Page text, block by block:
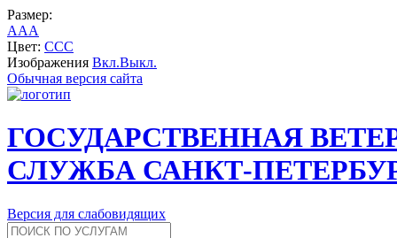
Размер:
AAA
Цвет: CCC
Изображения Вкл.Выкл.
Обычная версия сайта
ГОСУДАРСТВЕННАЯ
СЛУЖБА САНКТ-
Версия для слабовидящих